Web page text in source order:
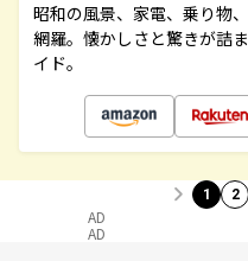
昭和の風景、家電、乗り物
網羅。懐かしさと驚きが詰
イド。
1 2
AD
AD